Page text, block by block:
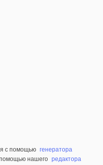
с помощью генератора
нашего редактора